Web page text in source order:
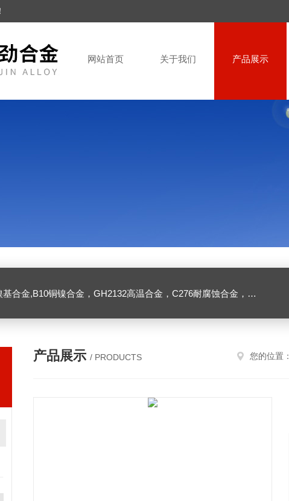
网站首页 关于我们 产品展示
,B10铜镍合金，GH2132高温合金，C276耐腐蚀合金，1J50精密合金，Inconel600镍基合金
产品展示 / PRODUCTS 您的位置：